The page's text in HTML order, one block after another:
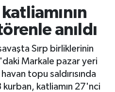
anıldı
Sırp birliklerinin
Markale pazar yeri
topu saldırısında
kurban, katliamın 27'nci